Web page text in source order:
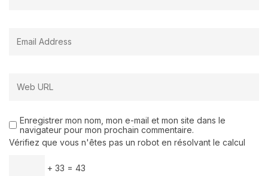
Enregistrer mon nom, mon e-mail et mon site dans le
navigateur pour mon prochain commentaire.
Vérifiez que vous n'êtes pas un robot en résolvant le calcul
+ 33 = 43